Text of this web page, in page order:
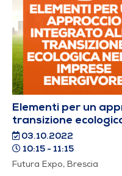
Elementi per un
transizione
03.10.2022
10:15 - 11:15
Futura Expo, Brescia